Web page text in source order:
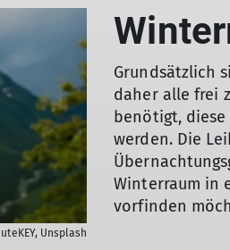
Unsplash
Grundsätzlich
daher alle frei
benötigt,
werden. Die
Winterraum in
vorfinden